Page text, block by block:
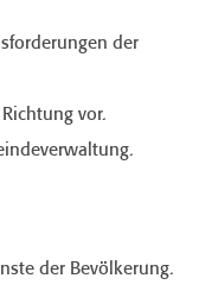
der
vor.
der Bevölkerung.